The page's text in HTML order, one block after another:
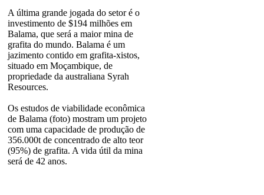
A última grande jogada do setor é o
investimento de $194 milhões em
Balama, que será a maior mina de
grafita do mundo. Balama é um
jazimento contido em grafita-xistos,
situado em Moçambique, de
propriedade da australiana Syrah
Resources.
Os estudos de viabilidade econômica
de Balama (foto) mostram um projeto
com uma capacidade de produção de
356.000t de concentrado de alto teor
(95%) de grafita. A vida útil da mina
será de 42 anos.